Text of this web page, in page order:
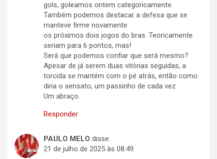
gols, goleamos ontem categoricamente.
Também podemos destacar a defesa que se
manteve firme novamente.
os próximos dois jogos do bras. Teoricamente
seriam para 6 pontos, mas!
Será que podemos confiar que será mesmo?
Apesar de já serem duas vitórias seguidas, a
torcida se mantém com o pé atrás, então como
diria o sensato, um passinho de cada vez.
Um abraço.
Responder
PAULO MELO disse:
21 de julho de 2025 às 08:49